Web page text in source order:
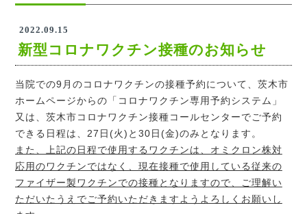
2022.09.15
新型コロナワクチン接種のお知らせ
当院での9月のコロナワクチンの接種予約について、茨木市
ホームページからの「コロナワクチン専用予約システム」
又は、茨木市コロナワクチン接種コールセンターでご予約
できる日程は、27日(火)と30日(金)のみとなります。
また、上記の日程で使用するワクチンは、オミクロン株対
応用のワクチンではなく、現在接種で使用している従来の
ファイザー製ワクチンでの接種となりますので、ご理解い
ただいたうえでご予約いただきますようよろしくお願いし